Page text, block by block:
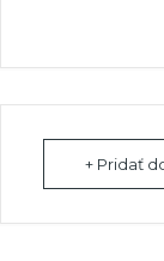
+ Pridať